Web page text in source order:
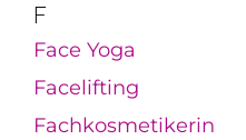
F
Face Yoga
Facelifting
Fachkosmetikerin